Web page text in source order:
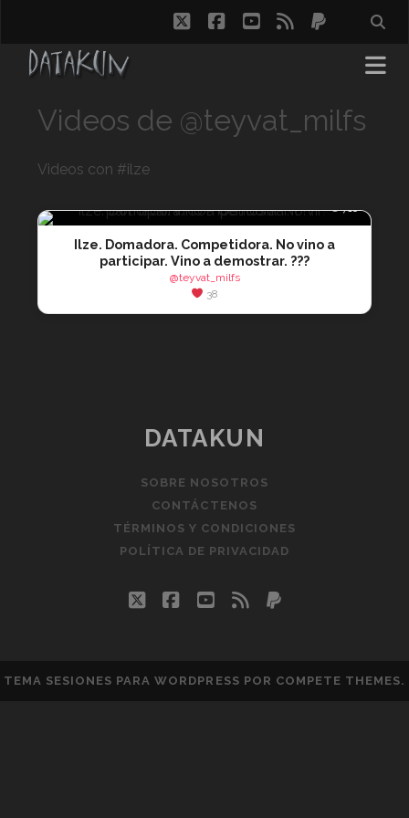
twitterfacebook
youtube
rss paypal
Videos de @teyvat_milfs
Videos con #ilze
👁 716
Ilze. Domadora. Competidora. No vino a
participar. Vino a demostrar. ???
@teyvat_milfs
38
DATAKUN
SOBRE NOSOTROS
CONTÁCTENOS
TÉRMINOS Y CONDICIONES
POLÍTICA DE PRIVACIDAD
twitterfacebook
youtube
rss paypal
TEMA SESIONES PARA WORDPRESS POR COMPETE THEMES.